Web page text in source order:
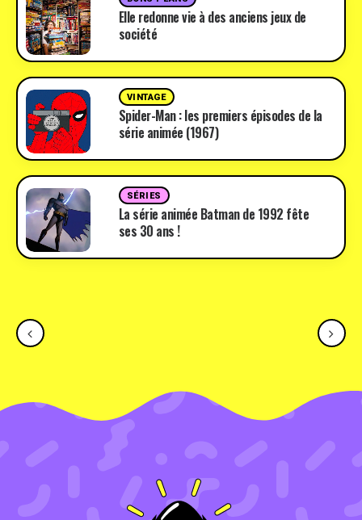
Elle redonne vie à des anciens jeux de
société
VINTAGE
Spider-Man : les premiers épisodes de la
série animée (1967)
SÉRIES
La série animée Batman de 1992 fête
ses 30 ans !